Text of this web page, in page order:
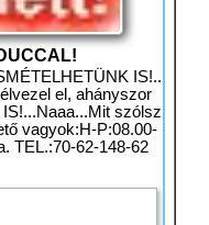
IS!..
el, ahányszor
szólsz
vagyok:H-P:08.00-
TEL.:70-62-148-62